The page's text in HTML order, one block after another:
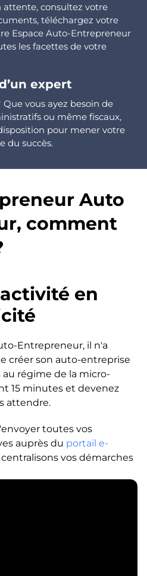
attente, consultez votre
téléchargez votre
Espace Auto-Entrepreneur
les facettes de votre
expert
vous ayez besoin de
ou même fiscaux,
pour mener votre
du succès.
Auto
comment
en
Entrepreneur, il n'a
créer son auto-entreprise
régime de la micro-
15 minutes et devenez
attendre.
toutes vos
auprès du portail e-
vos démarches